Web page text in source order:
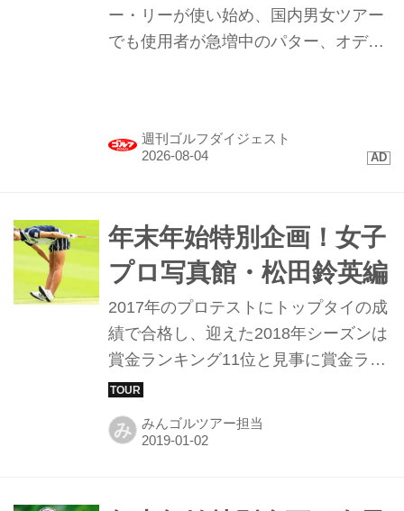
ー・リーが使い始め、国内男女ツアー
でも使用者が急増中のパター、オデッ
た。 週刊ゴルフダイジェスト
年末年始特別企画！女子
プロ写真館・松田鈴英編
2017年のプロテストにトップタイの成
績で合格し、迎えた2018年シーズンは
賞金ランキング11位と見事に賞金ラン
ク上位に食い込んだ松田鈴英。今シー
ズンに初優勝がもっとも期待される選
手の一人、松田の試合中の写真を紹介
み みんゴルツアー担当